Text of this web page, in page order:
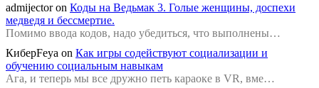
admijector on Коды на Ведьмак 3. Голые женщины, доспехи
медведя и бессмертие.
Помимо ввода кодов, надо убедиться, что выполнены…
КиберFeya on Как игры содействуют социализации и
обучению социальным навыкам
Ага, и теперь мы все дружно петь караоке в VR, вме…